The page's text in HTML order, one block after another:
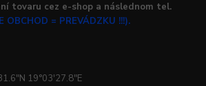
tovaru cez e-shop a následnom tel.
OBCHOD = PREVÁDZKU !!!).
19°03'27.8"E